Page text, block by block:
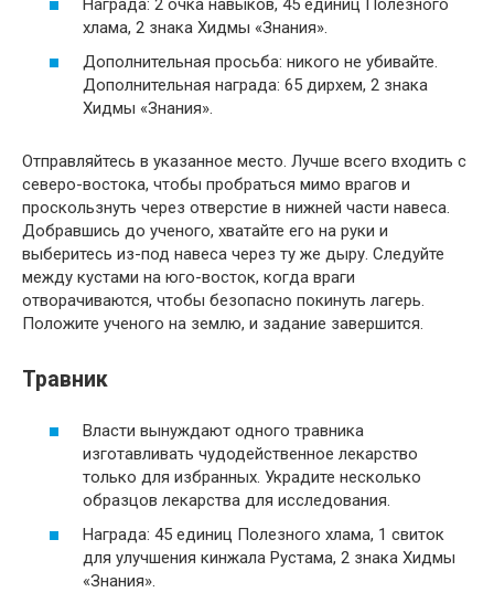
Награда: 2 очка навыков, 45 единиц Полезного
хлама, 2 знака Хидмы «Знания».
Дополнительная просьба: никого не убивайте.
Дополнительная награда: 65 дирхем, 2 знака
Хидмы «Знания».
Отправляйтесь в указанное место. Лучше всего входить с
северо-востока, чтобы пробраться мимо врагов и
проскользнуть через отверстие в нижней части навеса.
Добравшись до ученого, хватайте его на руки и
выберитесь из-под навеса через ту же дыру. Следуйте
между кустами на юго-восток, когда враги
отворачиваются, чтобы безопасно покинуть лагерь.
Положите ученого на землю, и задание завершится.
Травник
Власти вынуждают одного травника
изготавливать чудодейственное лекарство
только для избранных. Украдите несколько
образцов лекарства для исследования.
Награда: 45 единиц Полезного хлама, 1 свиток
для улучшения кинжала Рустама, 2 знака Хидмы
«Знания».